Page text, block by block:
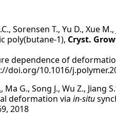
Sorensen T., Yu D., Xue
poly(butane-1), Cryst.
dependence of
doi.org/10.1016/
, Ma G., Song J., Wu Z., Jiang S.
deformation via in-situ
2018